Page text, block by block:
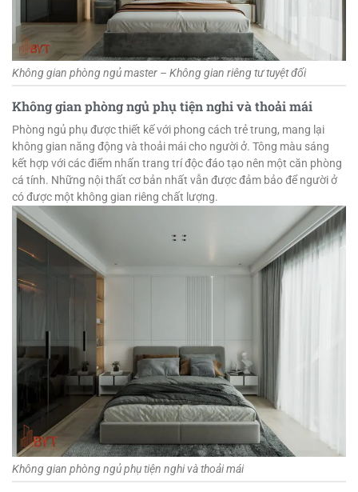
Không gian phòng ngủ master – Không gian riêng tư tuyệt đối
Không gian phòng ngủ phụ tiện nghi và thoải mái
Phòng ngủ phụ được thiết kế với phong cách trẻ trung, mang lại
không gian năng động và thoải mái cho người ở. Tông màu sáng
kết hợp với các điểm nhấn trang trí độc đáo tạo nên một căn phòng
cá tính. Những nội thất cơ bản nhất vẫn được đảm bảo để người ở
có được một không gian riêng chất lượng.
Không gian phòng ngủ phụ tiện nghi và thoải mái